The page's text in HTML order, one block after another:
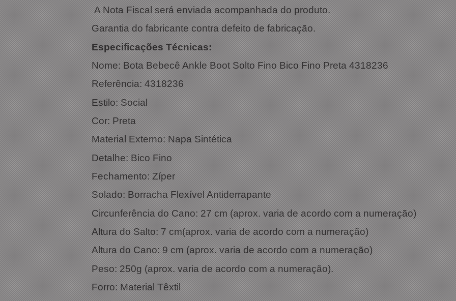
A Nota Fiscal será enviada acompanhada do produto.
Garantia do fabricante contra defeito de fabricação.
Especificações Técnicas:
Nome: Bota Bebecê Ankle Boot Solto Fino Bico Fino Preta 4318236
Referência: 4318236
Estilo: Social
Cor: Preta
Material Externo: Napa Sintética
Detalhe: Bico Fino
Fechamento: Zíper
Solado: Borracha Flexível Antiderrapante
Circunferência do Cano: 27 cm (aprox. varia de acordo com a numeração)
Altura do Salto: 7 cm(aprox. varia de acordo com a numeração)
Altura do Cano: 9 cm (aprox. varia de acordo com a numeração)
Peso: 250g (aprox. varia de acordo com a numeração).
Forro: Material Têxtil